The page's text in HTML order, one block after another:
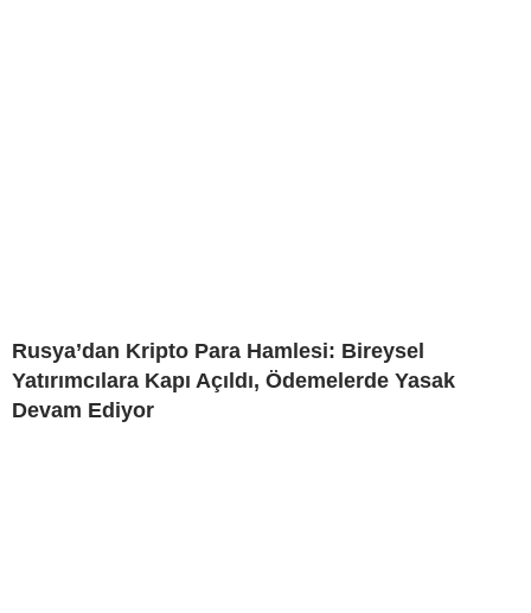
Rusya’dan Kripto Para Hamlesi: Bireysel
Yatırımcılara Kapı Açıldı, Ödemelerde Yasak
Devam Ediyor